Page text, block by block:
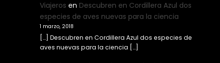
Viajeros en Descubren en Cordillera Azul dos
especies de aves nuevas para la ciencia
1 marzo, 2018
[…] Descubren en Cordillera Azul dos especies de
aves nuevas para la ciencia […]